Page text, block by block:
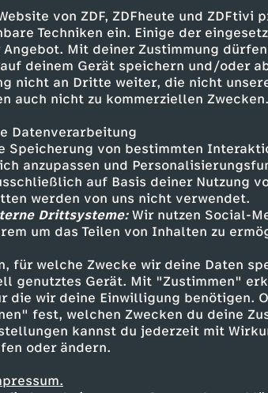
von ZDF, ZDFheute und ZDFtivi
Techniken ein. Einige der
Mit deiner Zustimmung
deinem Gerät speichern und/oder
nicht an Dritte weiter, die nicht
auch nicht zu kommerziellen Zwecken.
Datenverarbeitung
Speicherung von bestimmten
anzupassen und
auf Basis deiner Nutzung
werden von uns nicht verwendet.
Drittsysteme:Wir nutzen Social-
um das Teilen von Inhalten zu
für welche Zwecke wir deine Daten
genutztes Gerät. Mit "Zustimmen"
die wir deine Einwilligung benötigen.
fest, welchen Zwecken du deine
kannst du jederzeit mit
oder ändern.
Inhalte entdecken
informativ phoenix vor